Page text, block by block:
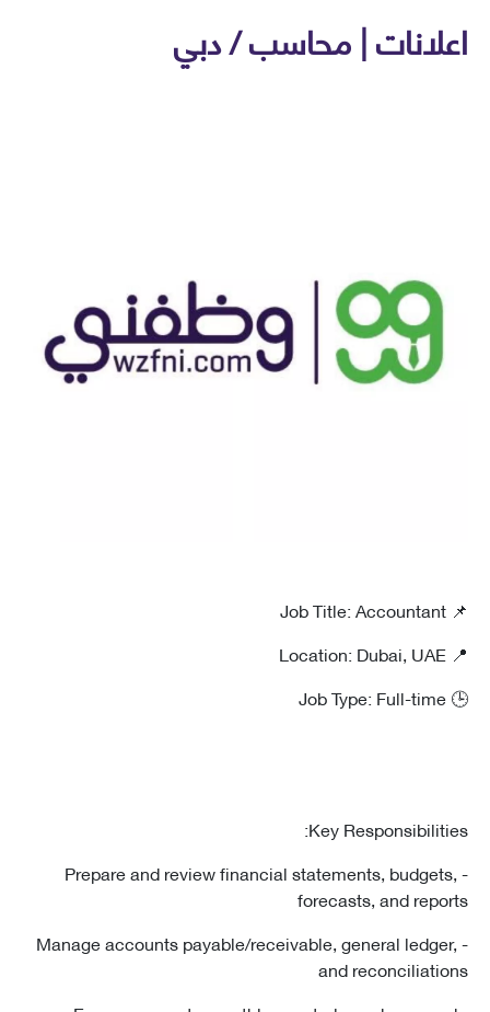
| محاسب / دبي
Key
- Prepare and review financial statements,
forecasts, and
- Manage accounts payable/receivable, general
and